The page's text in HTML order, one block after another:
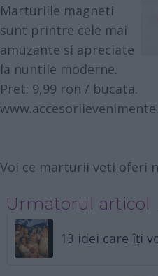
Marturiile magneti
sunt printre cele mai
amuzante si apreciate
la nuntile moderne.
Pret: 9,99 ron / bucata.
Voi ce marturii veti oferi
Urmatorul articol
13 idei care îți